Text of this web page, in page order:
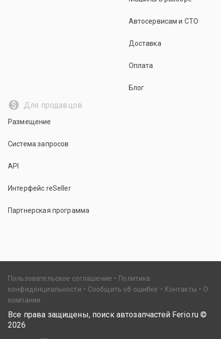
Автосервисам и СТО
Доставка
Оплата
Блог
Для продавцов
Размещение
Система запросов
API
Интерфейс reSeller
Партнерская программа
Пользовательское соглашение
Политика
конфиденциальности
Сообщить об ошибке Контакты
О
компании
Все права защищены, поиск автозапчастей Ferio.ru ©
2026